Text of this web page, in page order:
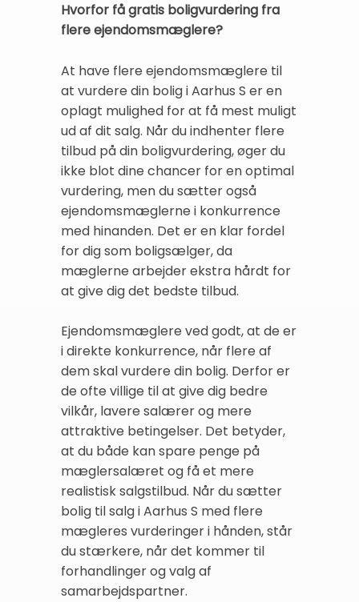
Hvorfor få gratis boligvurdering fra
flere ejendomsmæglere?
At have flere ejendomsmæglere til
at vurdere din bolig i Aarhus S er en
oplagt mulighed for at få mest muligt
ud af dit salg. Når du indhenter flere
tilbud på din boligvurdering, øger du
ikke blot dine chancer for en optimal
vurdering, men du sætter også
ejendomsmæglerne i konkurrence
med hinanden. Det er en klar fordel
for dig som boligsælger, da
mæglerne arbejder ekstra hårdt for
at give dig det bedste tilbud.
Ejendomsmæglere ved godt, at de er
i direkte konkurrence, når flere af
dem skal vurdere din bolig. Derfor er
de ofte villige til at give dig bedre
vilkår, lavere salærer og mere
attraktive betingelser. Det betyder,
at du både kan spare penge på
mæglersalæret og få et mere
realistisk salgstilbud. Når du sætter
bolig til salg i Aarhus S med flere
mægleres vurderinger i hånden, står
du stærkere, når det kommer til
forhandlinger og valg af
samarbejdspartner.